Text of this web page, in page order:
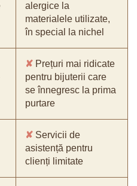
alergice la
materialele utilizate,
în special la nichel
✘ Prețuri mai ridicate
pentru bijuterii care
se înnegresc la prima
purtare
✘ Servicii de
asistență pentru
clienți limitate